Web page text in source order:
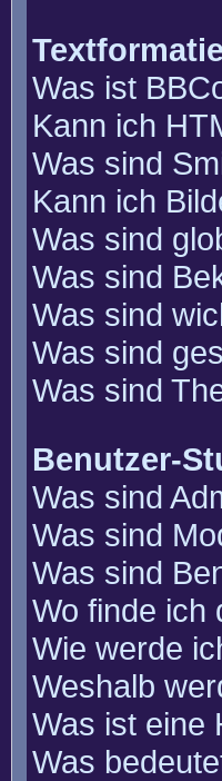
Was ist
Kann ich
Was sind
Kann ich
Was sind
Was sind
Was sind
Was sind
Was sind
Benutzer-
Was sind
Was sind
Was sind
Wo finde ich
Wie werde
Weshalb
Was ist eine
Was